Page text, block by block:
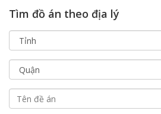
Tìm đồ án theo địa lý